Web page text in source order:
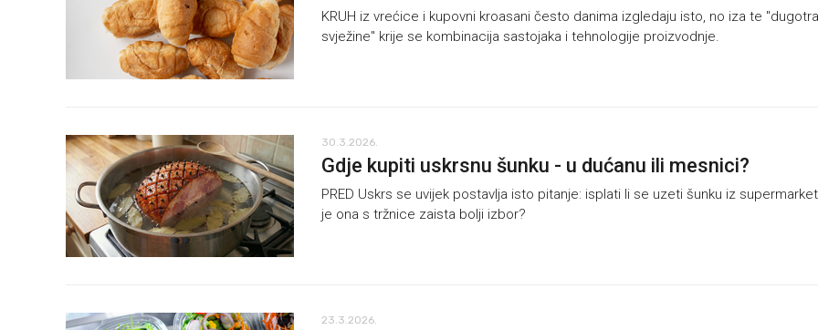
KRUH iz vrećice i kupovni kroasani često danima izgledaju isto, no iza te
svježine" krije se kombinacija sastojaka i tehnologije proizvodnje.
30.3.2026.
Gdje kupiti uskrsnu šunku - u dućanu ili mesnici?
PRED Uskrs se uvijek postavlja isto pitanje: isplati li se uzeti šunku iz
je ona s tržnice zaista bolji izbor?
23.3.2026.